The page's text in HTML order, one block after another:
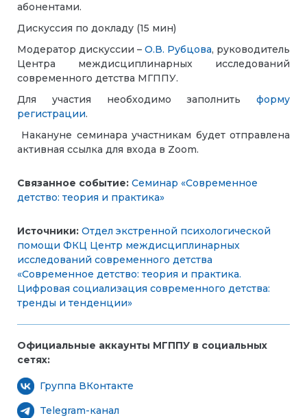
абонентами.
Дискуссия по докладу (15 мин)
Модератор дискуссии – О.В. Рубцова, руководитель
Центра междисциплинарных исследований
современного детства МГППУ.
Для участия необходимо заполнить форму
регистрации.
Накануне семинара участникам будет отправлена
активная ссылка для входа в Zoom.
Связанное событие: Семинар «Современное
детство: теория и практика»
Источники: Отдел экстренной психологической
помощи ФКЦ Центр междисциплинарных
исследований современного детства
«Современное детство: теория и практика.
Цифровая социализация современного детства:
тренды и тенденции»
Официальные аккаунты МГППУ в социальных
сетях:
Группа ВКонтакте
Telegram-канал